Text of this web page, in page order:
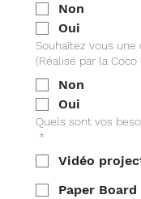
Non
Oui
Souhaitez vous
(Réalisé par la Coco
Non
Oui
Quels sont vos
*
Vidéo
Paper Board